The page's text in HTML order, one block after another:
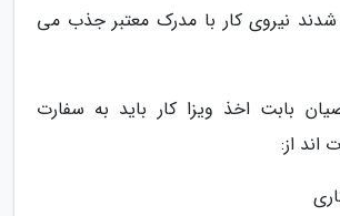
شدند نیروی کار با مدرک معتبر جذب می
بابت اخذ ویزا کار باید به سفارت
اند از: